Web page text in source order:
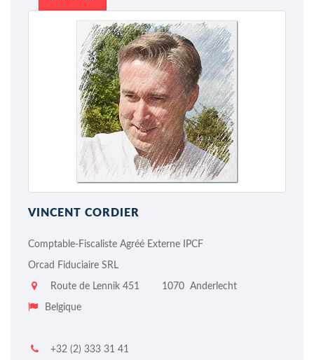
VINCENT CORDIER
Comptable-Fiscaliste Agréé Externe IPCF
Orcad Fiduciaire SRL
Route de Lennik 451 1070 Anderlecht
Belgique
+32 (2) 333 31 41